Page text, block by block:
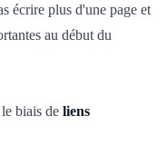
écrire plus d'une page et
au début du
biais de liens